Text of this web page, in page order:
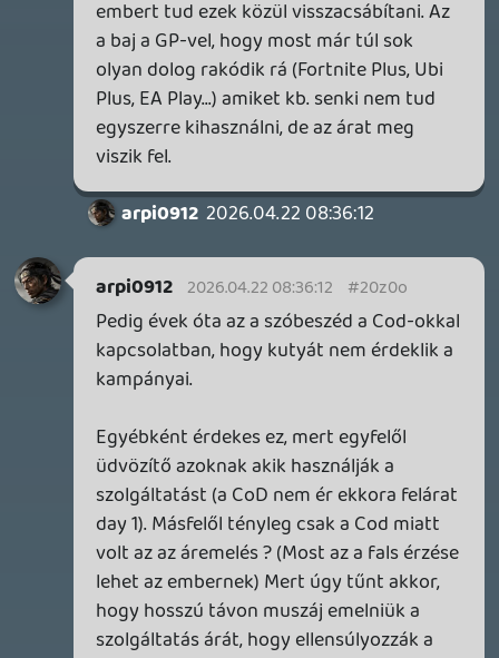
3
FIRE EMBLEM: FORTUNE'S WEAVE DIRECT, MAFIA: THE OLD
COUNTRY DLC – EZ TÖRTÉNT KEDDEN
Továbbá: Crimson Moon, The Walking Dead: Streets of
Survival, Endless Legend II.
4
A Beast of Reincarnation premier árnyékában ezúttal
inkább a Premium előfizetők könyvtára növekedik majd
a következő néhány napban.
HETI MEGJELENÉSEK | 2026 #32
7
IAN LIVINGSTONE - A VÉR-SZIGET LABIRINTUSA KÖNYV
2
DENSHATTACK! TESZT
Információk Oké, értem és elfogadom!